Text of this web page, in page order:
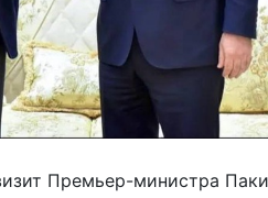
Премьер-министра